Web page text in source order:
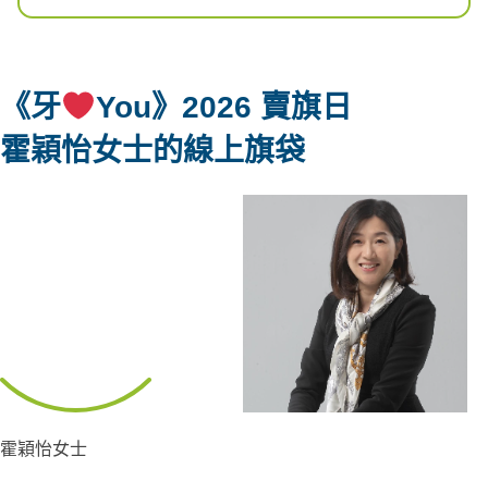
《牙
You》2026 賣旗日
霍穎怡女士的線上旗袋
霍穎怡女士